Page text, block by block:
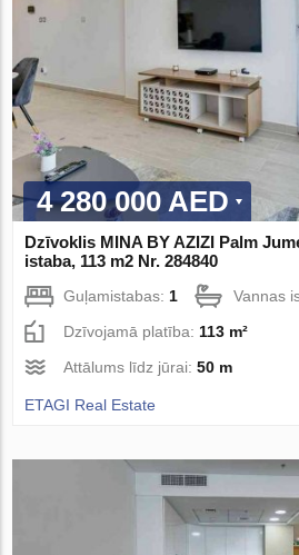
4 280 000 AED
Dzīvoklis MINA BY AZIZI Palm
istaba, 113 m2 Nr. 284840
Guļamistabas: 1 Vannas
Dzīvojamā platība: 113 m²
Attālums līdz jūrai:50 m
ETAGI Real Estate